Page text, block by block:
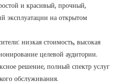
и красивый, прочный,
эксплуатации на открытом
низкая стоимость, высокая
целевой аудитории.
решение, полный спектр услуг
обслуживания.